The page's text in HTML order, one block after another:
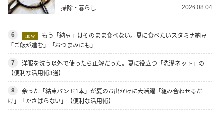
掃除・暮らし 2026.08.04
6 new
もう「納豆」はそのまま食べない。夏に食べたいスタミナ納豆
「ご飯が進む」「おつまみにも」
7
洋服を洗う以外で使ったら正解だった。夏に役立つ「洗濯ネット」の
【便利な活用術3選】
8
余った「結束バンド1本」が夏のお出かけに大活躍「組み合わせるだ
け」「かさばらない」【便利な活用術】